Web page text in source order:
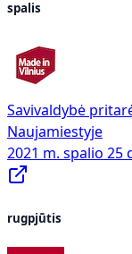
spalis
Savivaldybė
Naujamiestyje
2021 m. spalio 25
rugpjūtis